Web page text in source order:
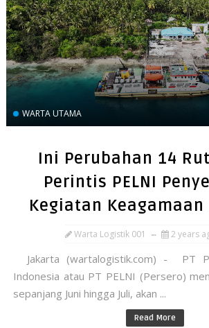
WARTA UTAMA
Ini Perubahan 14
Perintis PELNI
Kegiatan Keagamaan
Warta Logistik 001 2 years
Jakarta (wartalogistik.com) - PT
Indonesia atau PT PELNI (Persero)
sepanjang Juni hingga Juli, akan ...
Read More